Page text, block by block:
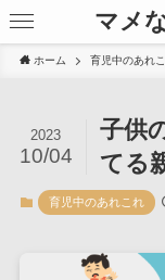
マメ
ホーム 育児中のあれ
子供
てる
2023
10/04
育児中のあれこれ